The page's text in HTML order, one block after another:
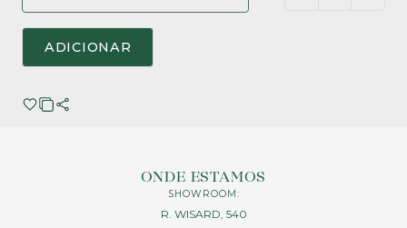
ADICIONAR
ONDE ESTAMOS
SHOWROOM:
R. WISARD, 540